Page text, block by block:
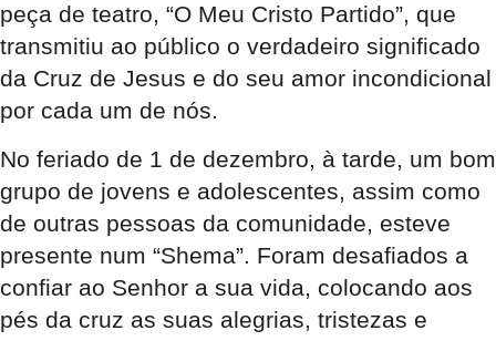
peça de teatro, “O Meu Cristo Partido”, que
transmitiu ao público o verdadeiro significado
da Cruz de Jesus e do seu amor incondicional
por cada um de nós.
No feriado de 1 de dezembro, à tarde, um bom
grupo de jovens e adolescentes, assim como
de outras pessoas da comunidade, esteve
presente num “Shema”. Foram desafiados a
confiar ao Senhor a sua vida, colocando aos
pés da cruz as suas alegrias, tristezas e